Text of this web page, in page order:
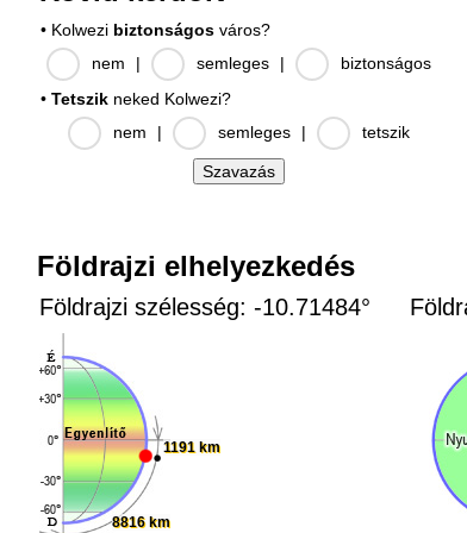
• Kolwezi biztonságos város?
nem
| semleges |
biztonságos
• Tetszik neked Kolwezi?
nem
| semleges | tetszik
Földrajzi elhelyezkedés
Földrajzi szélesség: -10.71484°
8816 km
1191 km